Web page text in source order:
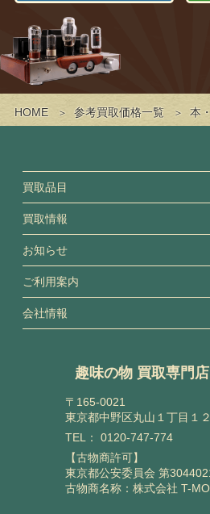
HOME 参考買取価格一覧 本
買取品目
買取情報
お知らせ
ご利用案内
会社情報
趣味の物 買取専門
〒165-0021
東京都中野区丸山１丁目１
TEL： 0120-747-774
【古物商許可】
東京都公安委員会 第
古物商名称：株式会社 T-